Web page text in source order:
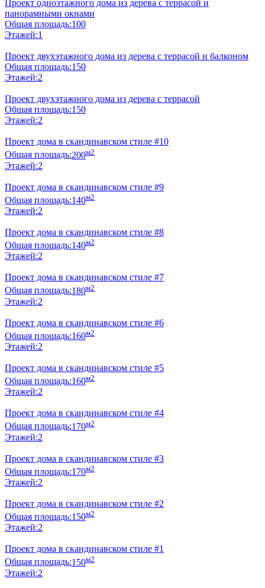
Проект одноэтажного дома из дерева с террасой и
панорамными окнами
Общая площадь:100
Этажей:1
Проект двухэтажного дома из дерева с террасой и балконом
Общая площадь:150
Этажей:2
Проект двухэтажного дома из дерева с террасой
Общая площадь:150
Этажей:2
Проект дома в скандинавском стиле #10
Общая площадь:200м2
Этажей:2
Проект дома в скандинавском стиле #9
Общая площадь:140м2
Этажей:2
Проект дома в скандинавском стиле #8
Общая площадь:140м2
Этажей:2
Проект дома в скандинавском стиле #7
Общая площадь:180м2
Этажей:2
Проект дома в скандинавском стиле #6
Общая площадь:160м2
Этажей:2
Проект дома в скандинавском стиле #5
Общая площадь:160м2
Этажей:2
Проект дома в скандинавском стиле #4
Общая площадь:170м2
Этажей:2
Проект дома в скандинавском стиле #3
Общая площадь:170м2
Этажей:2
Проект дома в скандинавском стиле #2
Общая площадь:150м2
Этажей:2
Проект дома в скандинавском стиле #1
Общая площадь:150м2
Этажей:2